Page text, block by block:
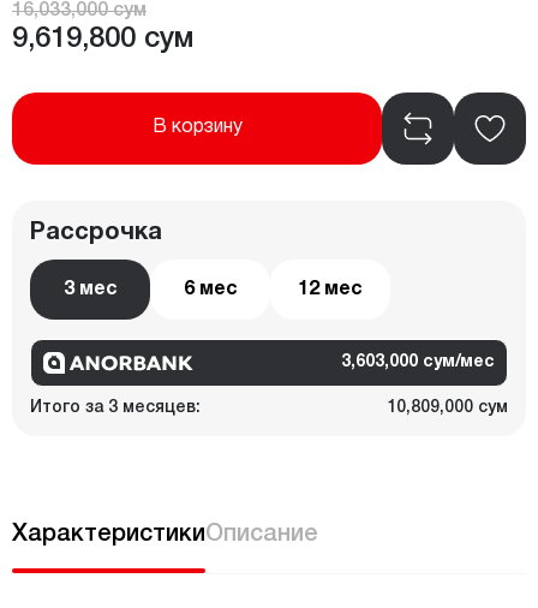
16,033,000 сум
9,619,800 сум
В корзину
Рассрочка
3 мес 6 мес 12 мес
3,603,000 сум/мес
Итого за 3 месяцев: 10,809,000 сум
ХарактеристикиОписание